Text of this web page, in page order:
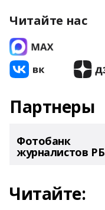
Читайте нас
Партнеры
Фотобанк
журналистов РБ
Читайте: